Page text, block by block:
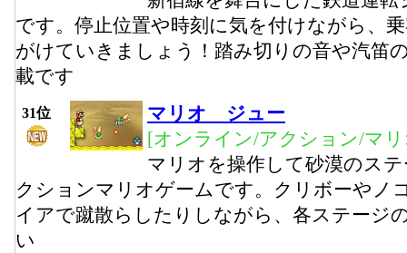
です。停止位置や時刻に気を付けながら、
がけていきましょう！踏み切りの音や汽笛
載です
31位
マリオ ジュー
[オンライン/アクション/マ
マリオを操作して砂漠のス
クションマリオゲームです。クリボーやノ
イアで蹴散らしたりしながら、各ステージ
い